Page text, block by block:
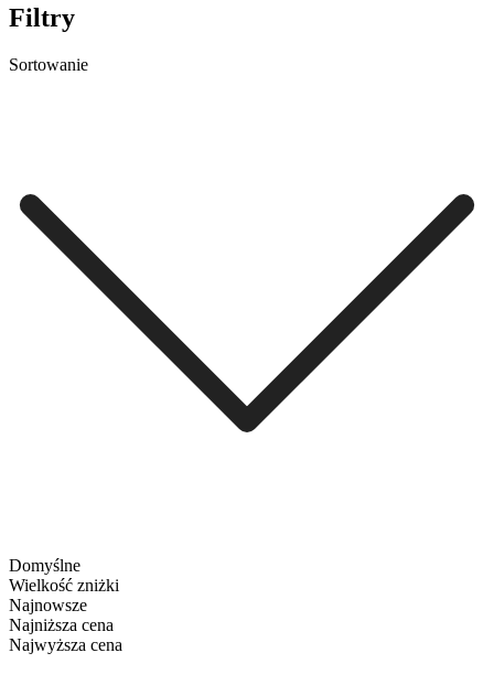
Filtry
Sortowanie
Domyślne
Wielkość zniżki
Najnowsze
Najniższa cena
Najwyższa cena